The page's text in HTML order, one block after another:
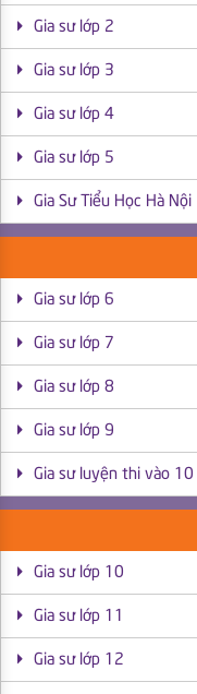
Gia sư lớp 2
Gia sư lớp 3
Gia sư lớp 4
Gia sư lớp 5
Gia Sư Tiểu Học Hà Nội
Gia sư lớp 6
Gia sư lớp 7
Gia sư lớp 8
Gia sư lớp 9
Gia sư luyện thi vào 10
Gia sư lớp 10
Gia sư lớp 11
Gia sư lớp 12